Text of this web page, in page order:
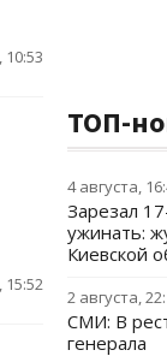
15:52
ТОП-
4 августа,
Зарезал
ужинать:
Киевской
2 августа,
СМИ: В
генерала